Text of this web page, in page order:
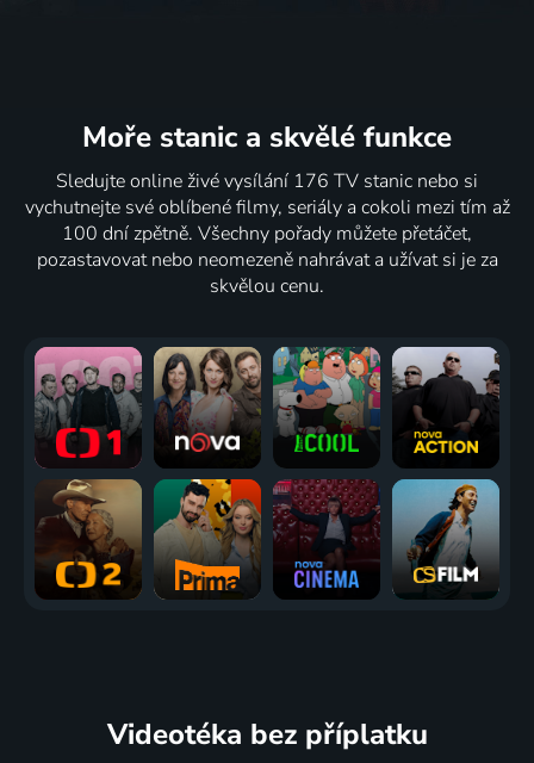
Moře stanic a skvělé funkce
Sledujte online živé vysílání 176 TV stanic nebo si
vychutnejte své oblíbené filmy, seriály a cokoli mezi tím až
100 dní zpětně. Všechny pořady můžete přetáčet,
pozastavovat nebo neomezeně nahrávat a užívat si je za
skvělou cenu.
Videotéka bez příplatku